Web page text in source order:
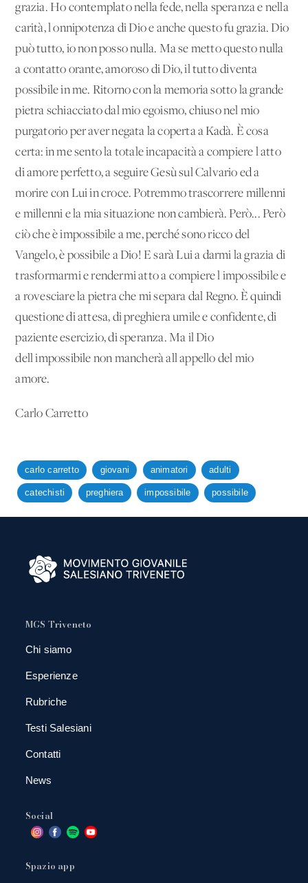
grazia. Ho contemplato nella fede, nella speranza e nella
carità, l'onnipotenza di Dio e anche questo fu grazia. Dio
può tutto, io non posso nulla. Ma se metto questo nulla
a contatto orante, amoroso di Dio, il tutto diventa
possibile in me. Ritorno con la memoria sotto la grande
pietra schiacciato dal mio egoismo, chiuso nel mio
purgatorio per aver negata la coperta a Kadà. È cosa
certa: in me sento la totale incapacità a compiere l'atto
di amore perfetto, a seguire Gesù sul Calvario ed a
morire con Lui in croce. Potremmo trascorrere millenni
e millenni e la mia situazione non cambierà. Però... Però
ciò che è impossibile a me, perché sono ricco del
Vangelo, è possibile a Dio! E sarà Lui a darmi la grazia di
trasformarmi e rendermi atto a compiere l'impossibile e
a rovesciare la pietra che mi separa dal Regno. È quindi
questione di attesa, di preghiera umile e confidente, di
paziente esercizio, di speranza. Ma il Dio
dell'impossibile non mancherà all'appello del mio
amore.
Carlo Carretto
carlo carretto giovani animatori adulti
catechisti preghiera impossibile possibile
MGS Triveneto
Chi siamo
Esperienze
Rubriche
Testi Salesiani
Contatti
News
Social
Spazio app